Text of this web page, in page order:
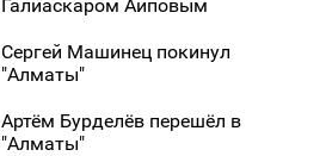
Галиаскаром Аиповым
Сергей Машинец покинул
"Алматы"
Артём Бурделёв перешёл в
"Алматы"